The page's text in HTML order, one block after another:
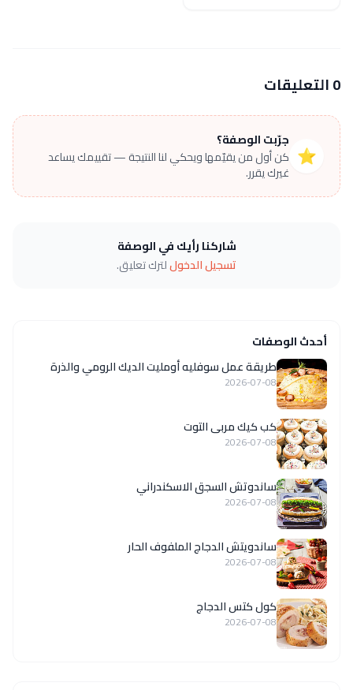
0 التعليقات
⭐
جرّبت الوصفة؟
كن أول من يقيّمها ويحكي لنا النتيجة — تقييمك يساعد
غيرك يقرر.
شاركنا رأيك في الوصفة
تسجيل الدخوللترك تعليق.
أحدث الوصفات
طريقة عمل سوفليه أومليت الديك الرومي والذرة
2026-07-08
كب كيك مربى التوت
2026-07-08
ساندوتش السجق الاسكندراني
2026-07-08
ساندويتش الدجاج الملفوف الحار
2026-07-08
كول كتس الدجاج
2026-07-08